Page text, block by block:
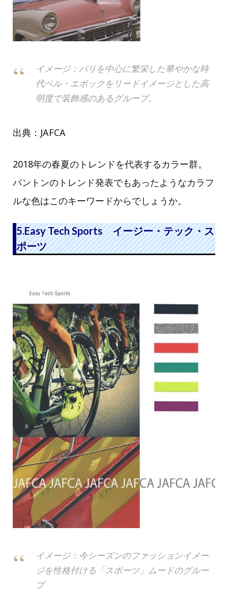
イメージ：パリを中心に繁栄した華やかな時
代ベル・エポックをリードイメージとした高
明度で装飾感のあるグループ。
出典：JAFCA
2018年の春夏のトレンドを代表するカラー群。
パントンのトレンド発表でもあったようなカラフ
ルな色はこのキーワードからでしょうか。
5.Easy Tech Sports イージー・テック・ス
ポーツ
イメージ：今シーズンのファッションイメー
ジを性格付ける「スポーツ」ムードのグルー
プ